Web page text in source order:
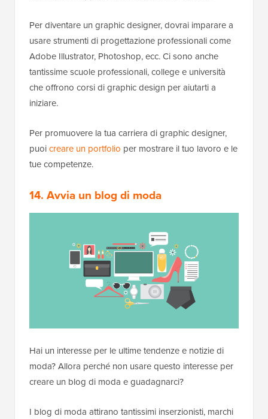
Per diventare un graphic designer, dovrai imparare a
usare strumenti di progettazione professionali come
Adobe Illustrator, Photoshop, ecc. Ci sono anche
tantissime scuole professionali, college e università
che offrono corsi di graphic design per aiutarti a
iniziare.
Per promuovere la tua carriera di graphic designer,
puoicreare un portfolio per mostrare il tuo lavoro e le
tue competenze.
14. Avvia un blog di moda
Hai un interesse per le ultime tendenze e notizie di
moda? Allora perché non usare questo interesse per
creare un blog di moda e guadagnarci?
I blog di moda attirano tantissimi inserzionisti, marchi